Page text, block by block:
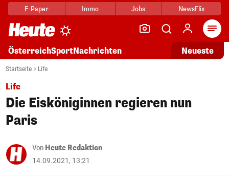
E-Paper Immo Jobs NewsFlix
ÖsterreichSportNachrichten Neueste
Startseite Life
Life
Die Eisköniginnen regieren nun
Paris
Von Heute Redaktion
14.09.2021, 13:21